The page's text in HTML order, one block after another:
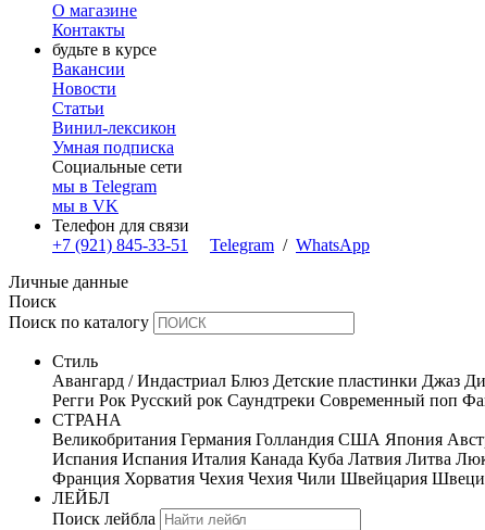
О магазине
Контакты
будьте в курсе
Вакансии
Новости
Статьи
Винил-лексикон
Умная подписка
Социальные сети
мы в Telegram
мы в VK
Телефон для связи
+7 (921) 845-33-51
Telegram / WhatsApp
Личные данные
Поиск
Поиск по каталогу
Стиль
Авангард / Индастриал Блюз Детские пластинки Джаз
Регги Рок Русский рок Саундтреки Современный поп
СТРАНА
Великобритания Германия Голландия США Япония
Испания Испания Италия Канада Куба Латвия Литва
Франция Хорватия Чехия Чехия Чили Швейцария
ЛЕЙБЛ
Поиск лейбла